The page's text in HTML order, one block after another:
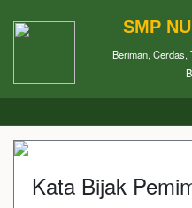
SMP
Beriman, Cerdas,
Kata Bijak